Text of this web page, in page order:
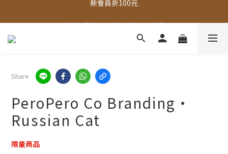
全館，滿888超取免運｜滿1500宅配免運
Share
PeroPero Co Branding・
Russian Cat
限量商品